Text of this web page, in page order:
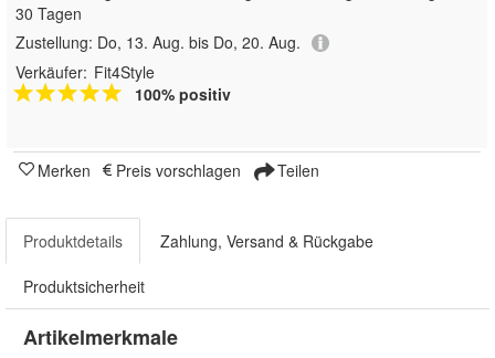
30 Tagen
Zustellung: Do, 13. Aug. bis Do, 20. Aug.
Verkäufer: Fit4Style
100% positiv
Merken Preis vorschlagen Teilen
Produktdetails Zahlung, Versand & Rückgabe
Produktsicherheit
Artikelmerkmale